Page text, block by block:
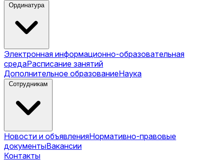
Ординатура
Электронная информационно-образовательная
средаРасписание занятий
Дополнительное образованиеНаука
Сотрудникам
Новости и объявленияНормативно-правовые
документыВакансии
Контакты